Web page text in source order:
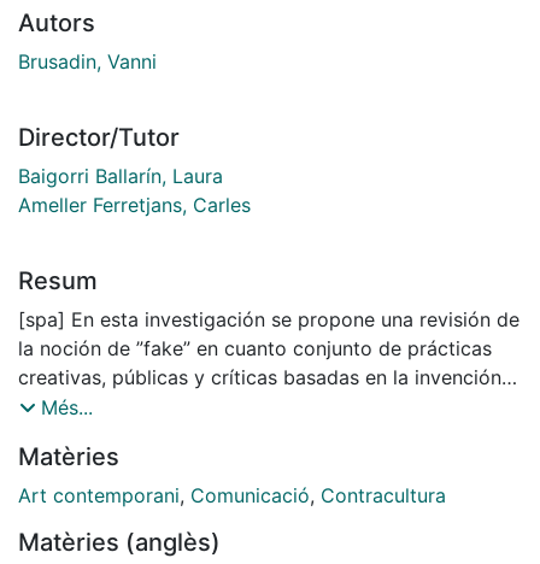
Autors
Brusadin, Vanni
Director/Tutor
Baigorri Ballarín, Laura
Ameller Ferretjans, Carles
Resum
[spa] En esta investigación se propone una revisión de
la noción de ”fake” en cuanto conjunto de prácticas
creativas, públicas y críticas basadas en la invención
de acontecimientos y nombres inexistentes, la
hiper-codificadas y la manipulación de mensajes de
los medios. La hipótesis principal apunta que el “fake”
de la información, sino una táctica de no ficción para
Més...
Matèries
Art contemporani, Comunicació, Contracultura
Matèries (anglès)